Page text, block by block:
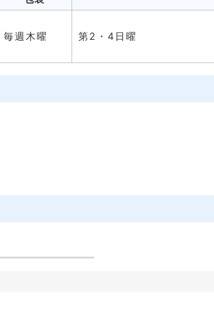
毎週木曜 第2・4日曜